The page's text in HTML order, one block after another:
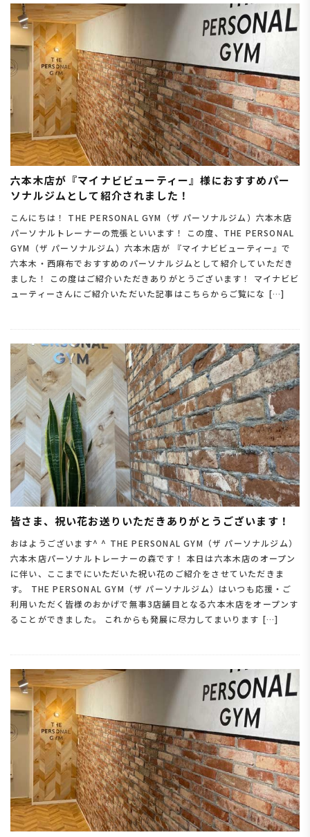
六本木店が『マイナビビューティー』様におすすめパー
ソナルジムとして紹介されました！
こんにちは！ THE PERSONAL GYM（ザ パーソナルジム）六本木店
パーソナルトレーナーの荒張といいます！ この度、THE PERSONAL
GYM（ザ パーソナルジム）六本木店が 『マイナビビューティー』で
六本木・西麻布でおすすめのパーソナルジムとして紹介していただき
ました！ この度はご紹介いただきありがとうございます！ マイナビビ
ューティーさんにご紹介いただいた記事はこちらからご覧にな […]
皆さま、祝い花お送りいただきありがとうございます！
おはようございます^ ^ THE PERSONAL GYM（ザ パーソナルジム）
六本木店パーソナルトレーナーの森です！ 本日は六本木店のオープン
に伴い、ここまでにいただいた祝い花のご紹介をさせていただきま
す。 THE PERSONAL GYM（ザ パーソナルジム）はいつも応援・ご
利用いただく皆様のおかげで無事3店舗目となる六本木店をオープンす
ることができました。 これからも発展に尽力してまいります […]